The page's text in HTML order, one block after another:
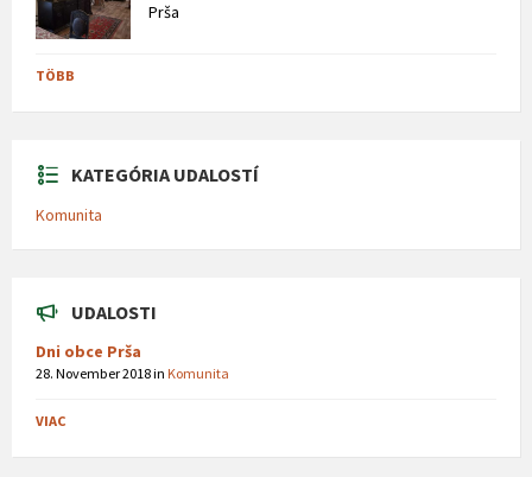
Prša
TÖBB
KATEGÓRIA UDALOSTÍ
Komunita
UDALOSTI
Dni obce Prša
28. November 2018in Komunita
VIAC